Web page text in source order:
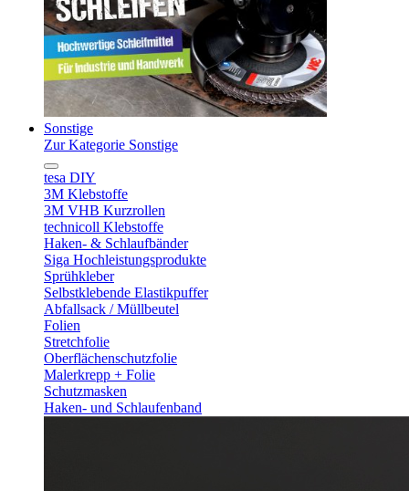
Sonstige
Zur Kategorie Sonstige
tesa DIY
3M Klebstoffe
3M VHB Kurzrollen
technicoll Klebstoffe
Haken- & Schlaufbänder
Siga Hochleistungsprodukte
Sprühkleber
Selbstklebende Elastikpuffer
Abfallsack / Müllbeutel
Folien
Stretchfolie
Oberflächenschutzfolie
Malerkrepp + Folie
Schutzmasken
Haken- und Schlaufenband